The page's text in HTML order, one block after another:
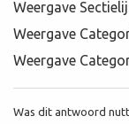
Weergave
Weergave
Weergave
Was dit antwoord